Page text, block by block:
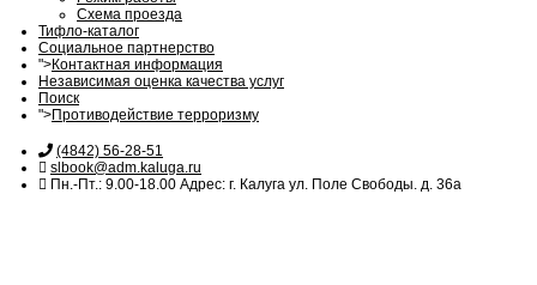
Схема проезда
Тифло-каталог
Социальное партнерство
">Контактная информация
Независимая оценка качества услуг
Поиск
">Противодействие терроризму
(4842) 56-28-51
slbook@adm.kaluga.ru
Пн.-Пт.: 9.00-18.00 Адрес: г. Калуга ул. Поле Свободы. д. 36а